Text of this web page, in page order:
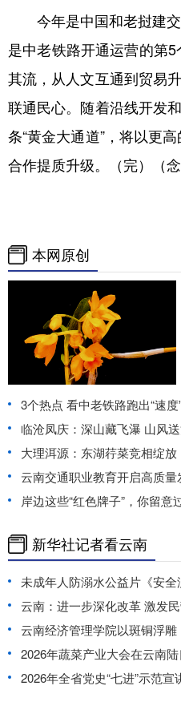
今年是中国和老挝建交
是中老铁路开通运营的第
其流，从人文互通到贸易升
联通民心。随着沿线开发
条“黄金大通道”，将以更
合作提质升级。（完）（念
本网原创
3个热点 看中老铁路跑出“速度
临沧凤庆：深山藏飞瀑 山风
大理洱源：东湖荇菜竞相绽放
云南交通职业教育开启高质
岸边这些“红色牌子”，你留意
新华社记者看云南
未成年人防溺水公益片《安全
云南：进一步深化改革 激发
云南经济管理学院以斑铜浮
2026年蔬菜产业大会在云南
2026年全省党史“七进”示范